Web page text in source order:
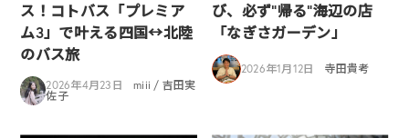
ス！コトバス「プレミア
ム3」で叶える四国↔︎北陸
のバス旅
2026年4月23日
miii / 吉田実
佐子
び、必ず”帰る”海辺の店
「なぎさガーデン」
2026年1月12日 寺田貴考